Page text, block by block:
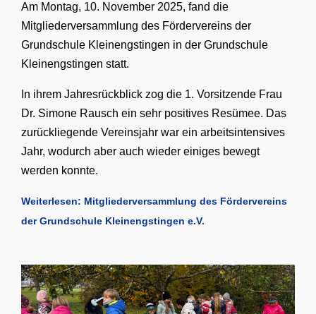
Am Montag, 10. November 2025, fand die
Mitgliederversammlung des Fördervereins der
Grundschule Kleinengstingen in der Grundschule
Kleinengstingen statt.
In ihrem Jahresrückblick zog die 1. Vorsitzende Frau
Dr. Simone Rausch ein sehr positives Resümee. Das
zurückliegende Vereinsjahr war ein arbeitsintensives
Jahr, wodurch aber auch wieder einiges bewegt
werden konnte.
Weiterlesen: Mitgliederversammlung des Fördervereins
der Grundschule Kleinengstingen e.V.